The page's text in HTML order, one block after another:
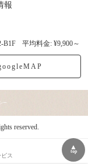
報
B1F 平均料金: ¥9,900～
ー
reserved.
ス
▲
top